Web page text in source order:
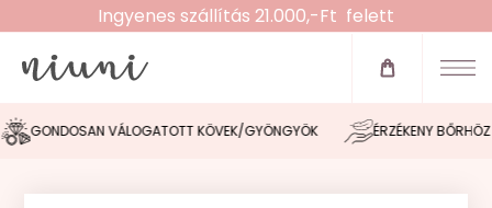
Ingyenes szállítás 21.000,-Ft felett
Újdonságok
Zsinóros karkötők
Fülbevalók
Nyakláncok
GONDOSAN VÁLOGATOTT KÖVEK/GYÖNGYÖK ÉRZÉKENY BŐRHÖZ